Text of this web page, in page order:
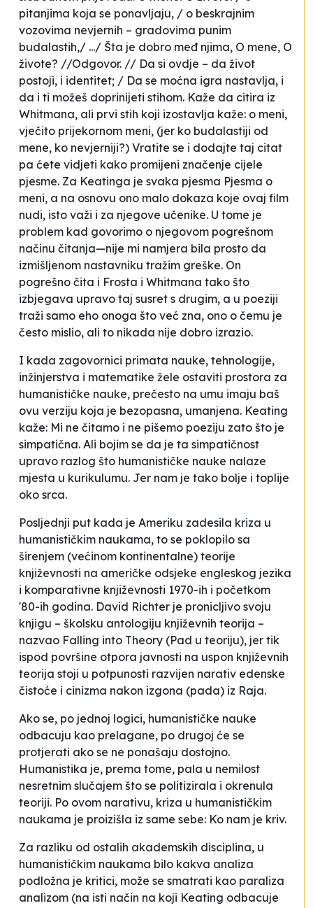
pitanjima koja se ponavljaju, / o beskrajnim
vozovima nevjernih – gradovima punim
budalastih,/ .../ Šta je dobro međ njima, O mene, O
živote? //Odgovor. // Da si ovdje – da život
postoji, i identitet; / Da se moćna igra nastavlja, i
da i ti možeš doprinijeti stihom. Kaže da citira iz
Whitmana, ali prvi stih koji izostavlja kaže: o meni,
vječito prijekornom meni, (jer ko budalastiji od
mene, ko nevjerniji?) Vratite se i dodajte taj citat
pa ćete vidjeti kako promijeni značenje cijele
pjesme. Za Keatinga je svaka pjesma Pjesma o
meni, a na osnovu ono malo dokaza koje ovaj film
nudi, isto važi i za njegove učenike. U tome je
problem kad govorimo o njegovom pogrešnom
načinu čitanja—nije mi namjera bila prosto da
izmišljenom nastavniku tražim greške. On
pogrešno čita i Frosta i Whitmana tako što
izbjegava upravo taj susret s drugim, a u poeziji
traži samo eho onoga što već zna, ono o čemu je
često mislio, ali to nikada nije dobro izrazio.
I kada zagovornici primata nauke, tehnologije,
inžinjerstva i matematike žele ostaviti prostora za
humanističke nauke, prečesto na umu imaju baš
ovu verziju koja je bezopasna, umanjena. Keating
kaže: Mi ne čitamo i ne pišemo poeziju zato što je
simpatična. Ali bojim se da je ta simpatičnost
upravo razlog što humanističke nauke nalaze
mjesta u kurikulumu. Jer nam je tako bolje i toplije
oko srca.
Posljednji put kada je Ameriku zadesila kriza u
humanističkim naukama, to se poklopilo sa
širenjem (većinom kontinentalne) teorije
književnosti na američke odsjeke engleskog jezika
i komparativne književnosti 1970-ih i početkom
'80-ih godina. David Richter je pronicljivo svoju
knjigu – školsku antologiju književnih teorija –
nazvao Falling into Theory (Pad u teoriju), jer tik
ispod površine otpora javnosti na uspon književnih
teorija stoji u potpunosti razvijen narativ edenske
čistoće i cinizma nakon izgona (pada) iz Raja.
Ako se, po jednoj logici, humanističke nauke
odbacuju kao prelagane, po drugoj će se
protjerati ako se ne ponašaju dostojno.
Humanistika je, prema tome, pala u nemilost
nesretnim slučajem što se politizirala i okrenula
teoriji. Po ovom narativu, kriza u humanističkim
naukama je proizišla iz same sebe: Ko nam je kriv.
Za razliku od ostalih akademskih disciplina, u
humanističkim naukama bilo kakva analiza
podložna je kritici, može se smatrati kao paraliza
analizom (na isti način na koji Keating odbacuje